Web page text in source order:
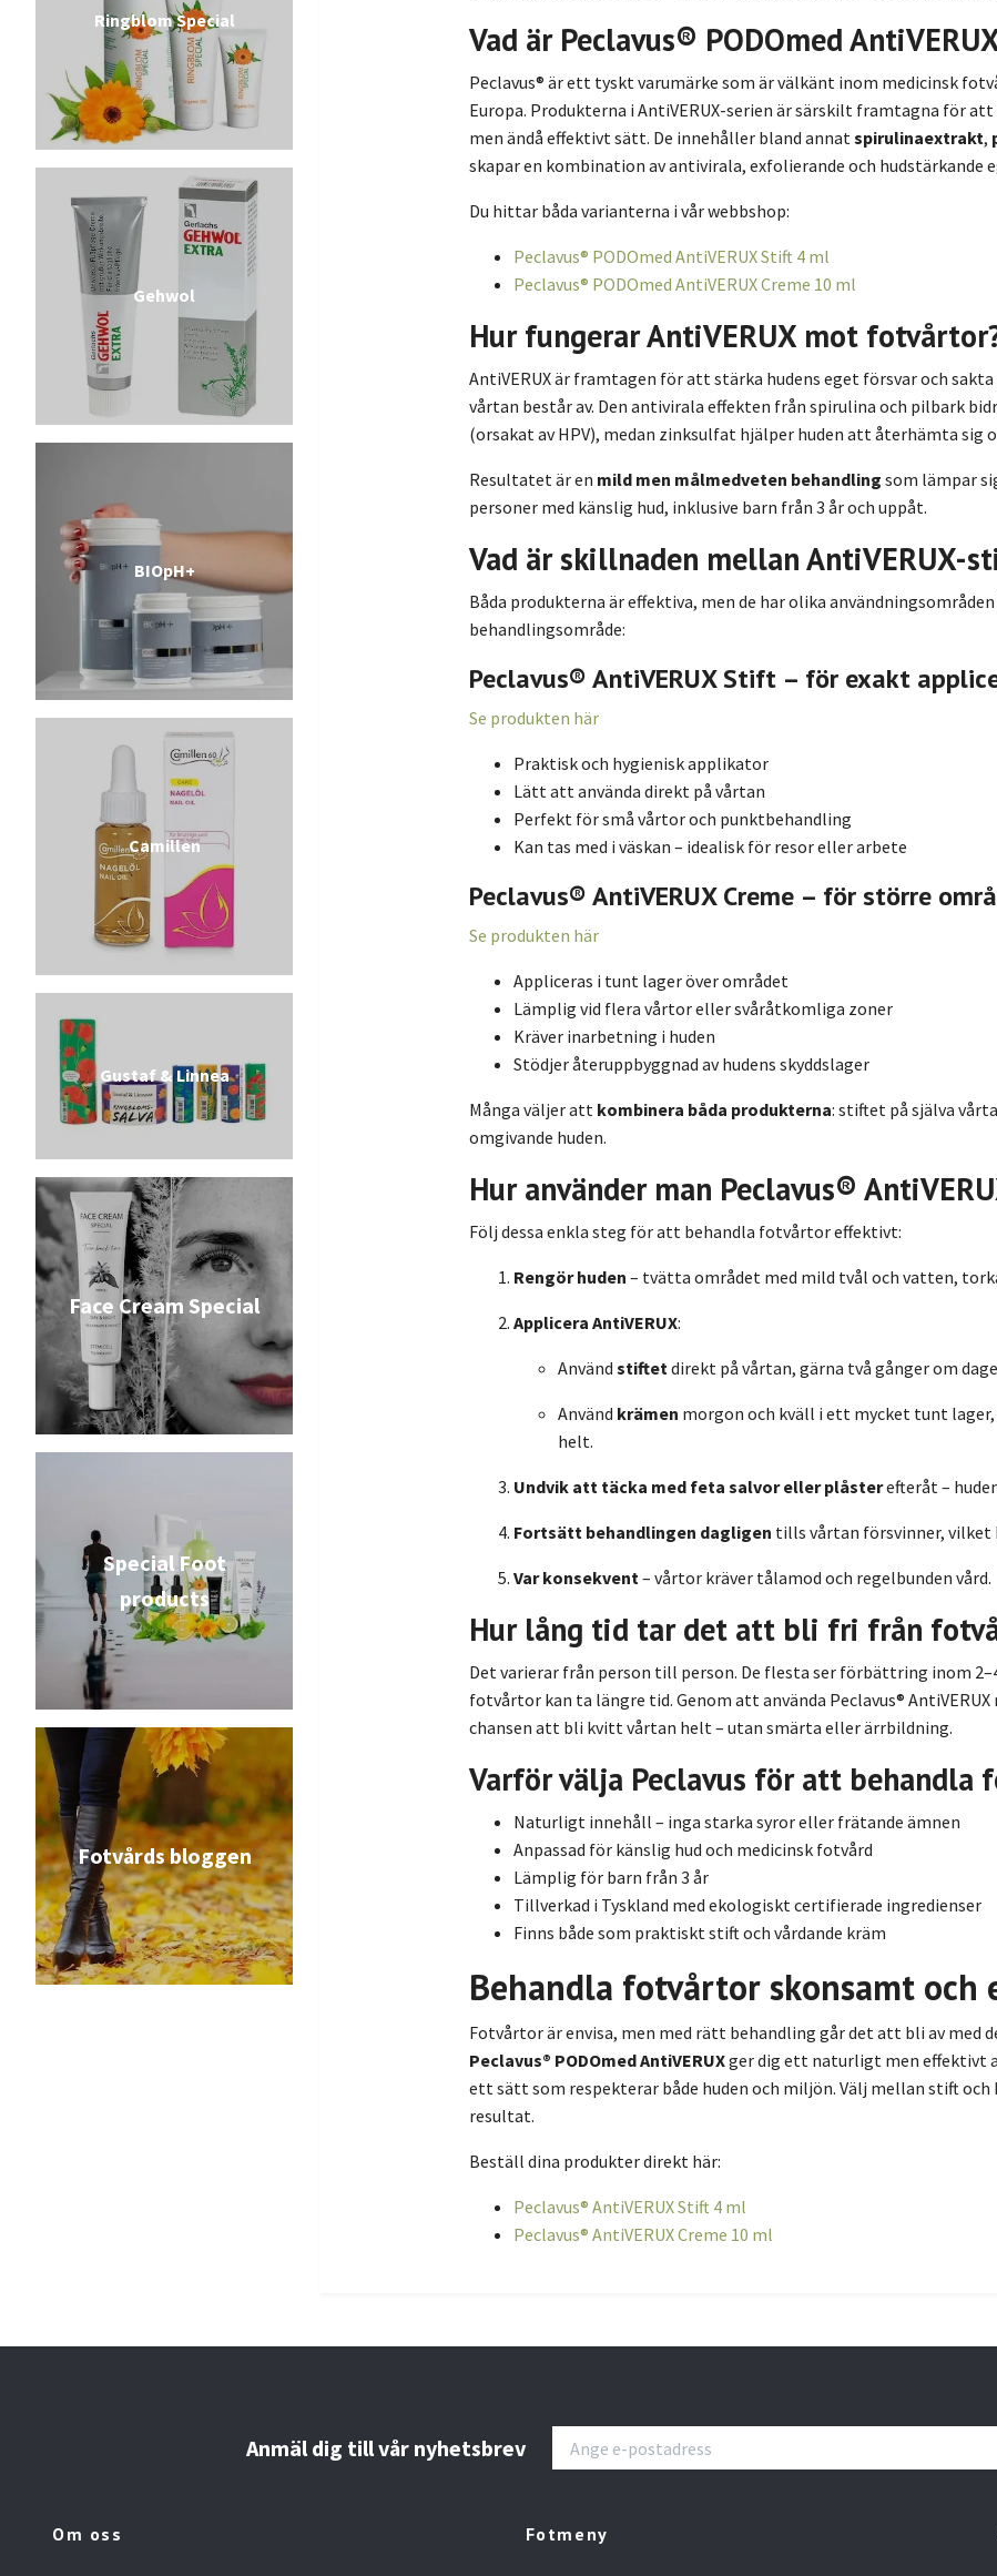
Ringblom Special
Gehwol
BIOpH+
Camillen
Gustaf & Linnea
Face Cream Special
Special Foot
products
Fotvårds bloggen
Vad är Peclavus® PODOmed
Peclavus® är ett tyskt varumärke som är välkänt inom medicinsk
Europa. Produkterna i AntiVERUX-serien är särskilt framtagna för att
men ändå effektivt sätt. De innehåller bland annatspirulinaextrakt,
skapar en kombination av antivirala, exfolierande och hudstärkande
Du hittar båda varianterna i vår webbshop:
Peclavus® PODOmed AntiVERUX Stift 4 ml
Peclavus® PODOmed AntiVERUX Creme 10 ml
Hur fungerar AntiVERUX mot
AntiVERUX är framtagen för att stärka hudens eget försvar och
vårtan består av. Den antivirala effekten från spirulina och pilbark
(orsakat av HPV), medan zinksulfat hjälper huden att återhämta sig
Resultatet är en mild men målmedveten behandling som lämpar
personer med känslig hud, inklusive barn från 3 år och uppåt.
Vad är skillnaden mellan AntiVERUX-
Båda produkterna är effektiva, men de har olika
behandlingsområde:
Peclavus® AntiVERUX Stift – för exakt
Se produkten här
Praktisk och hygienisk applikator
Lätt att använda direkt på vårtan
Perfekt för små vårtor och punktbehandling
Kan tas med i väskan – idealisk för resor eller arbete
Peclavus® AntiVERUX Creme – för större
Se produkten här
Appliceras i tunt lager över området
Lämplig vid flera vårtor eller svåråtkomliga zoner
Kräver inarbetning i huden
Stödjer återuppbyggnad av hudens skyddslager
Många väljer att kombinera båda produkterna: stiftet på själva
omgivande huden.
Hur använder man Peclavus®
Följ dessa enkla steg för att behandla fotvårtor effektivt:
Rengör huden – tvätta området med mild tvål och vatten,
Applicera AntiVERUX:
Användstiftet direkt på vårtan, gärna två gånger om
Använd krämen morgon och kväll i ett mycket tunt
helt.
Undvik att täcka med feta salvor eller plåsterefteråt –
Fortsätt behandlingen dagligen tills vårtan försvinner, vilket
Var konsekvent – vårtor kräver tålamod och regelbunden vård.
Hur lång tid tar det att bli fri från
Det varierar från person till person. De flesta ser förbättring inom
fotvårtor kan ta längre tid. Genom att använda Peclavus®
chansen att bli kvitt vårtan helt – utan smärta eller ärrbildning.
Varför välja Peclavus för att behandla
Naturligt innehåll – inga starka syror eller frätande ämnen
Anpassad för känslig hud och medicinsk fotvård
Lämplig för barn från 3 år
Tillverkad i Tyskland med ekologiskt certifierade ingredienser
Finns både som praktiskt stift och vårdande kräm
Behandla fotvårtor skonsamt
Fotvårtor är envisa, men med rätt behandling går det att bli av med
Peclavus® PODOmed AntiVERUXger dig ett naturligt men effektivt
ett sätt som respekterar både huden och miljön. Välj mellan stift
resultat.
Beställ dina produkter direkt här:
Peclavus® AntiVERUX Stift 4 ml
Peclavus® AntiVERUX Creme 10 ml
Anmäl dig till vår nyhetsbrev
Om oss Fotmeny